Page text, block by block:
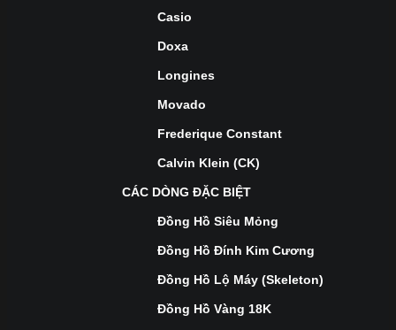
Casio
Doxa
Longines
Movado
Frederique Constant
Calvin Klein (CK)
CÁC DÒNG ĐẶC BIỆT
Đồng Hồ Siêu Mỏng
Đồng Hồ Đính Kim Cương
Đồng Hồ Lộ Máy (Skeleton)
Đồng Hồ Vàng 18K